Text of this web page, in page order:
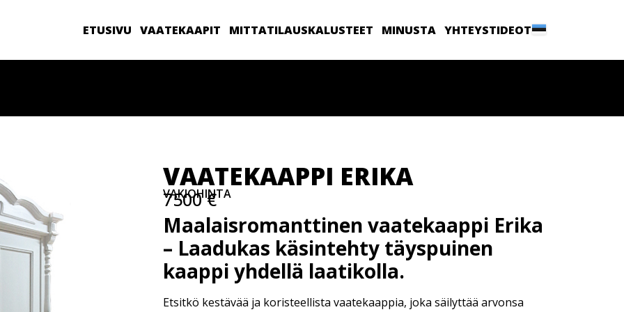
ETUSIVU VAATEKAAPIT MITTATILAUSKALUSTEET MINUSTA YHTEYSTIDEOT
VAATEKAAPPI ERIKA
VAKIOHINTA
7500 €
Maalaisromanttinen vaatekaappi Erika
– Laadukas käsintehty täyspuinen
kaappi yhdellä laatikolla.
Etsitkö kestävää ja koristeellista vaatekaappia, joka säilyttää arvonsa